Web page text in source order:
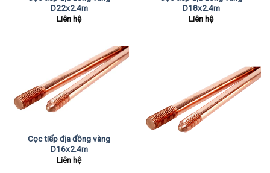
D22x2.4m
Liên hệ
D18x2.4m
Liên hệ
Cọc tiếp địa đồng vàng
D16x2.4m
Liên hệ